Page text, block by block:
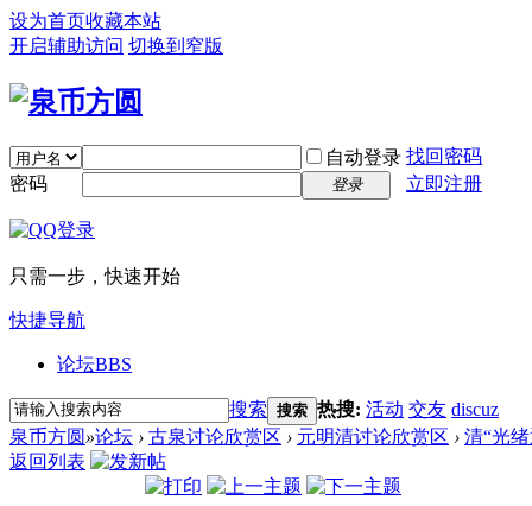
设为首页收藏本站
开启辅助访问 切换到窄版
自动登录 找回密码
密码
登录 立即注册
只需一步，快速开始
快捷导航
论坛BBS
搜索 搜索 热搜: 活动 交友 discuz
泉币方圆 »论坛 › 古泉讨论欣赏区 › 元明清讨论欣赏区 › 清“光
返回列表